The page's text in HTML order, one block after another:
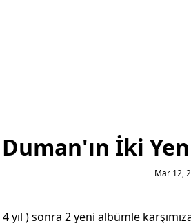
Duman'ın İki
Mar 12,
yıl ) sonra 2 yeni albümle